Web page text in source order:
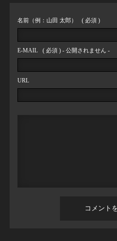
名前（例：山田 太郎） ( 必須 )
E-MAIL ( 必須 ) - 公開されません -
URL